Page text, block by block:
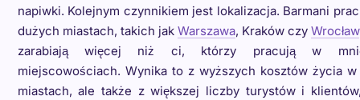
napiwki. Kolejnym czynnikiem jest lokalizacja. Barmani
dużych miastach, takich jak Warszawa, Kraków czy Wrocław
zarabiają więcej niż ci, którzy pracują w
miejscowościach. Wynika to z wyższych kosztów życia
miastach, ale także z większej liczby turystów i